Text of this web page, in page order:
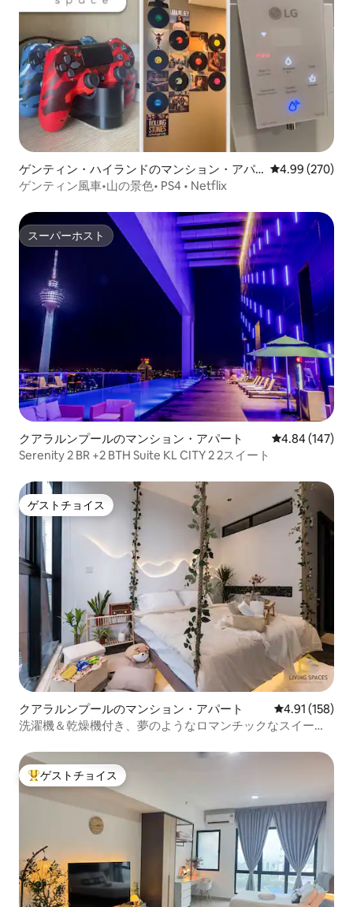
ゲンティン・ハイランドのマンション・アパ
ート
レビュー270
4.99 (270)
ゲンティン風車•山の景色• PS4 • Netflix
スーパーホスト
スーパーホスト
クアラルンプールのマンション・アパート レビュー147
4.84 (147)
Serenity 2 BR +2 BTH Suite KL CITY 2 2スイート
ゲストチョイス
ゲストチョイス
クアラルンプールのマンション・アパート レビュー158
4.91 (158)
洗濯機＆乾燥機付き、夢のようなロマンチックなスイート
大好評のゲストチョイスです。
ゲストチョイス